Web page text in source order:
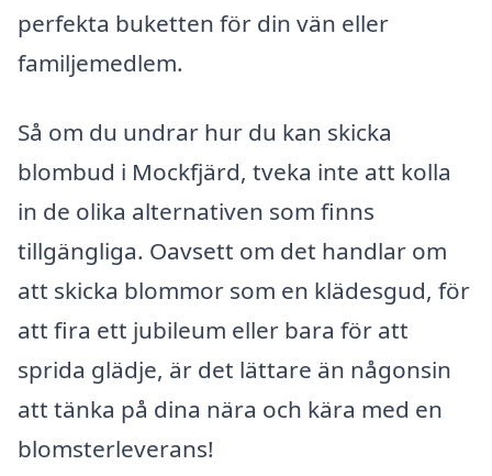
perfekta buketten för din vän eller
familjemedlem.
Så om du undrar hur du kan skicka
blombud i Mockfjärd, tveka inte att kolla
in de olika alternativen som finns
tillgängliga. Oavsett om det handlar om
att skicka blommor som en klädesgud, för
att fira ett jubileum eller bara för att
sprida glädje, är det lättare än någonsin
att tänka på dina nära och kära med en
blomsterleverans!